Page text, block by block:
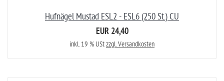
Hufnägel Mustad ESL2 - ESL6 (250 St.) CU
EUR 24,40
inkl. 19 % UStzzgl. Versandkosten